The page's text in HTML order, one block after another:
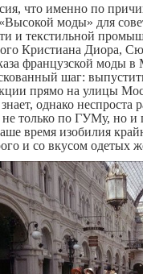
что именно по
моды» для
и текстильной
Кристиана Диора,
французской моды в
шаг:
прямо на улицы
однако неспроста
не только по ГУМу, но и
время изобилия
и со вкусом одетых